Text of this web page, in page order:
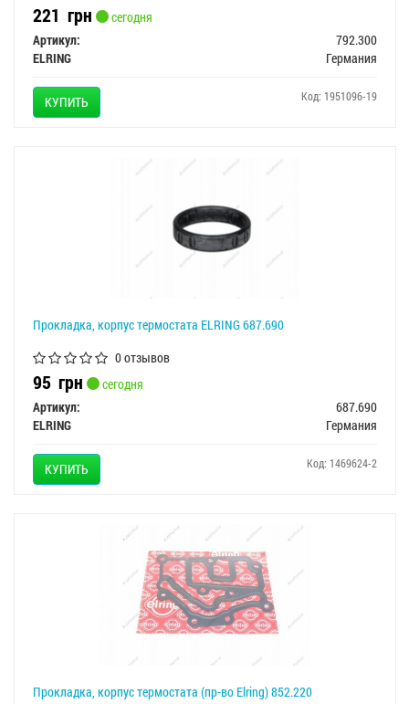
221 грн
сегодня
Артикул:
792.300
ELRING
Германия
КУПИТЬ Код: 1951096-19
Прокладка, корпус термостата ELRING 687.690
0 отзывов
95 грн
сегодня
Артикул:
687.690
ELRING
Германия
КУПИТЬ Код: 1469624-2
Прокладка, корпус термостата (пр-во Elring) 852.220